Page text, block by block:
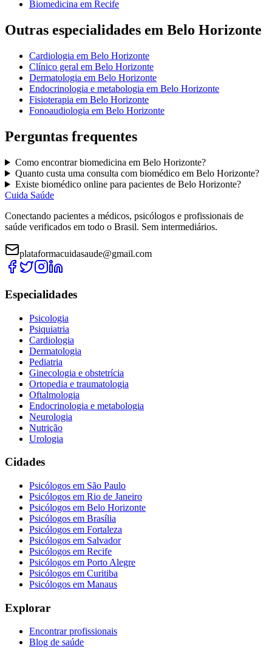
Biomedicina em Recife
Outras especialidades em Belo Horizonte
Cardiologia em Belo Horizonte
Clínico geral em Belo Horizonte
Dermatologia em Belo Horizonte
Endocrinologia e metabologia em Belo Horizonte
Fisioterapia em Belo Horizonte
Fonoaudiologia em Belo Horizonte
Perguntas frequentes
Como encontrarbiomedicina em Belo Horizonte?
Quanto custa uma consulta com biomédicoem Belo Horizonte?
Existe biomédicoonline para pacientes de Belo Horizonte?
Cuida Saúde
Conectando pacientes a médicos, psicólogos e profissionais de
saúde verificados em todo o Brasil. Sem intermediários.
plataformacuidasaude@gmail.com
Especialidades
Psicologia
Psiquiatria
Cardiologia
Dermatologia
Pediatria
Ginecologia e obstetrícia
Ortopedia e traumatologia
Oftalmologia
Endocrinologia e metabologia
Neurologia
Nutrição
Urologia
Cidades
Psicólogos em São Paulo
Psicólogos em Rio de Janeiro
Psicólogos em Belo Horizonte
Psicólogos em Brasília
Psicólogos em Fortaleza
Psicólogos em Salvador
Psicólogos em Recife
Psicólogos em Porto Alegre
Psicólogos em Curitiba
Psicólogos em Manaus
Explorar
Encontrar profissionais
Blog de saúde